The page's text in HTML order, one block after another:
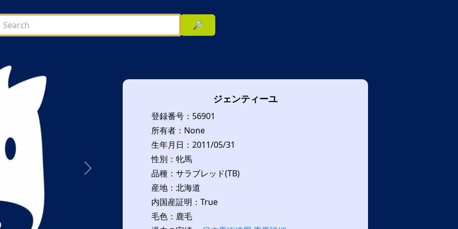
🔎
次へ
ジェンティーユ
登録番号：56901
所有者：None
生年月日：2011/05/31
性別：牝馬
品種：サラブレッド(TB)
産地：北海道
内国産証明：True
毛色：鹿毛